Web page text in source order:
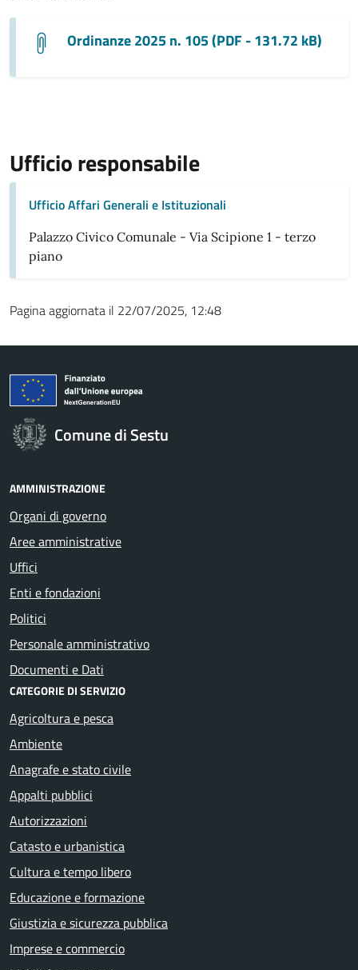
Ordinanze 2025 n. 105 (PDF - 131.72 kB)
Ufficio responsabile
Ufficio Affari Generali e Istituzionali
Palazzo Civico Comunale - Via Scipione 1 - terzo
piano
Pagina aggiornata il 22/07/2025, 12:48
Comune di Sestu
AMMINISTRAZIONE
Organi di governo
Aree amministrative
Uffici
Enti e fondazioni
Politici
Personale amministrativo
Documenti e Dati
CATEGORIE DI SERVIZIO
Agricoltura e pesca
Ambiente
Anagrafe e stato civile
Appalti pubblici
Autorizzazioni
Catasto e urbanistica
Cultura e tempo libero
Educazione e formazione
Giustizia e sicurezza pubblica
Imprese e commercio